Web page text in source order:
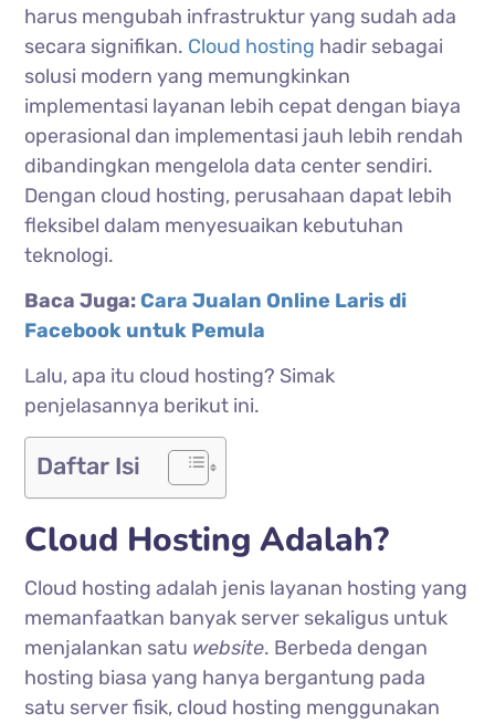
harus mengubah infrastruktur yang sudah ada
secara signifikan. Cloud hosting hadir sebagai
solusi modern yang memungkinkan
implementasi layanan lebih cepat dengan biaya
operasional dan implementasi jauh lebih rendah
dibandingkan mengelola data center sendiri.
Dengan cloud hosting, perusahaan dapat lebih
fleksibel dalam menyesuaikan kebutuhan
teknologi.
Baca Juga: Cara Jualan Online Laris di
Facebook untuk Pemula
Lalu, apa itu cloud hosting? Simak
penjelasannya berikut ini.
Daftar Isi
Cloud Hosting Adalah?
Cloud hosting adalah jenis layanan hosting yang
memanfaatkan banyak server sekaligus untuk
menjalankan satu website. Berbeda dengan
hosting biasa yang hanya bergantung pada
satu server fisik, cloud hosting menggunakan